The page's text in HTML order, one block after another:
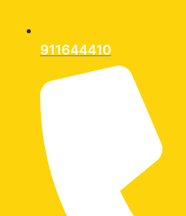
911644410